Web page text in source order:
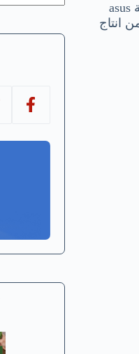
وفى خطوة جريئة -كالمعتاد-، تقتحم جوجل ميدان أجهزة الكميوتر اللوحية -تابلت- بجهاز نيكسوس 7 من شركة asus
انتاج